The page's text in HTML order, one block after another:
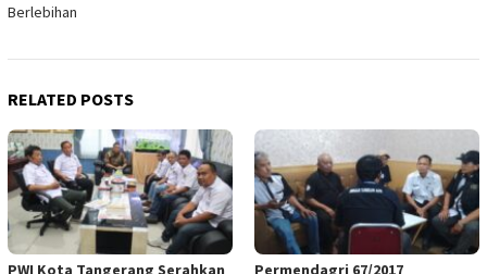
Berlebihan
RELATED POSTS